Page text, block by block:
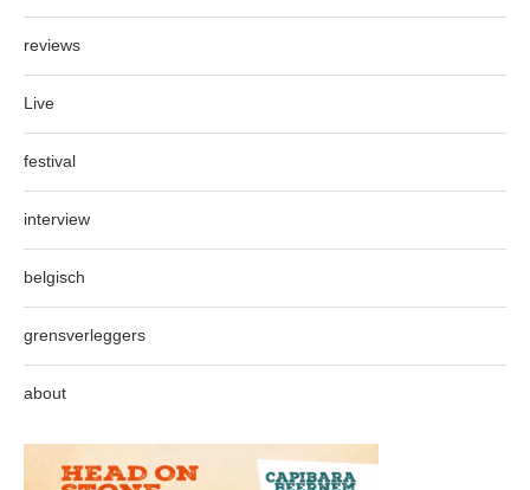
reviews
Live
festival
interview
belgisch
grensverleggers
about